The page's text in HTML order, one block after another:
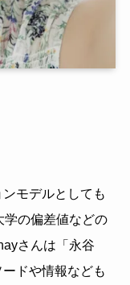
モデルとしても
学の偏差値などの
さんは「永谷
ドや情報なども